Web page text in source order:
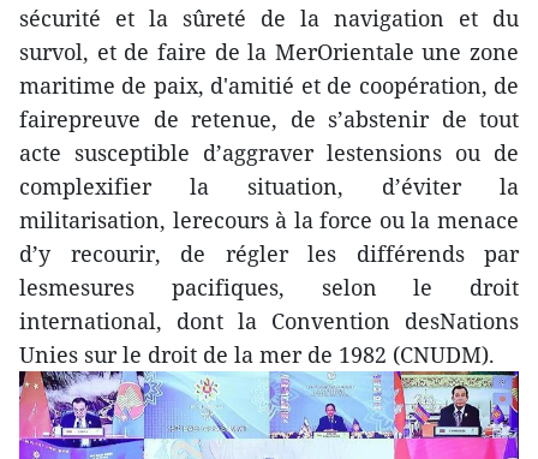
sécurité et la sûreté de la navigation et du
survol, et de faire de la MerOrientale une zone
maritime de paix, d'amitié et de coopération, de
fairepreuve de retenue, de s’abstenir de tout
acte susceptible d’aggraver lestensions ou de
complexifier la situation, d’éviter la
militarisation, lerecours à la force ou la menace
d’y recourir, de régler les différends par
lesmesures pacifiques, selon le droit
international, dont la Convention desNations
Unies sur le droit de la mer de 1982 (CNUDM).